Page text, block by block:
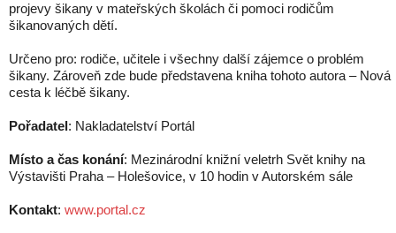
projevy šikany v mateřských školách či pomoci rodičům
šikanovaných dětí.
Určeno pro: rodiče, učitele i všechny další zájemce o problém
šikany. Zároveň zde bude představena kniha tohoto autora – Nová
cesta k léčbě šikany.
Pořadatel: Nakladatelství Portál
Místo a čas konání: Mezinárodní knižní veletrh Svět knihy na
Výstavišti Praha – Holešovice, v 10 hodin v Autorském sále
Kontakt: www.portal.cz